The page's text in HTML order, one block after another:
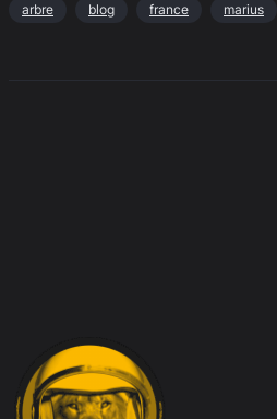
arbre blog france marius